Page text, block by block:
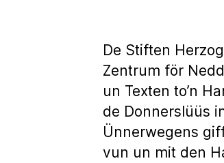
De Stiften
Zentrum för
un Texten to’n
de Donnerslüüs
Ünnerwegens
vun un mit den